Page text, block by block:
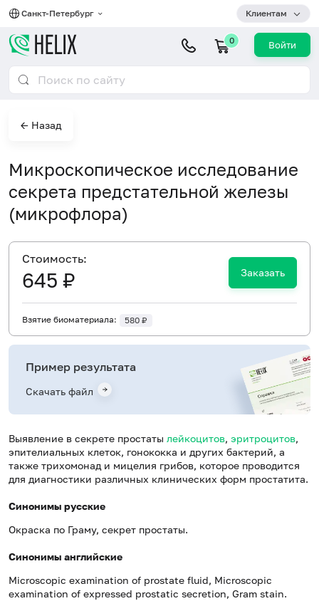
Санкт-Петербург Клиентам
0 Войти
← Назад
Микроскопическое исследование
секрета предстательной железы
(микрофлора)
Выявление в секрете простаты лейкоцитов, эритроцитов,
эпителиальных клеток, гонококка и других бактерий, а
также трихомонад и мицелия грибов, которое проводится
для диагностики различных клинических форм простатита.
Синонимы русские
Окраска по Граму, секрет простаты.
Синонимы английские
Microscopic examination of prostate fluid, Microscopic
examination of expressed prostatic secretion, Gram stain.
Cтоимость:
645 ₽ Заказать
Взятие биоматериала: 580 ₽
Пример результата
Скачать файл